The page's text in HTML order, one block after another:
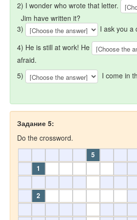
2) I wonder who wrote that letter.
Jim have written it?
3)
I ask you a
4) He is still at work! He
afraid.
5)
I come in
Задание 5:
Do the crossword.